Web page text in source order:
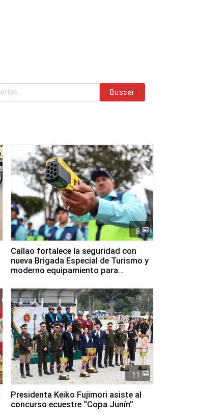
Buscar
8
Callao fortalece la seguridad con
nueva Brigada Especial de Turismo y
moderno equipamiento para
11
Presidenta Keiko Fujimori asiste al
concurso ecuestre “Copa Junín”